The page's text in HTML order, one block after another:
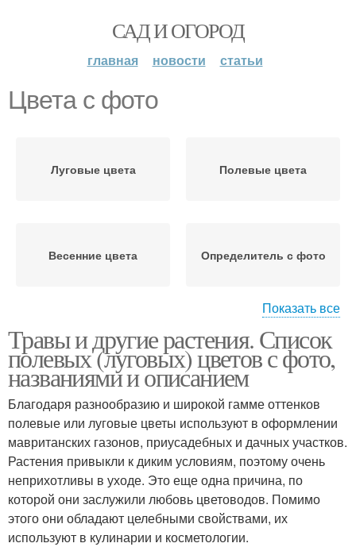
САД И ОГОРОД
главная новости статьи
Цвета с фото
Луговые цвета Полевые цвета
Весенние цвета Определитель с фото
Майские цветы Полевые цветы
Синие цветы Цвета для букета
Цвета для букетов Фиолетовые цветы
Показать все
Травы и другие растения. Список
полевых (луговых) цветов с фото,
названиями и описанием
Благодаря разнообразию и широкой гамме оттенков
полевые или луговые цветы используют в оформлении
мавританских газонов, приусадебных и дачных участков.
Растения привыкли к диким условиям, поэтому очень
неприхотливы в уходе. Это еще одна причина, по
которой они заслужили любовь цветоводов. Помимо
этого они обладают целебными свойствами, их
используют в кулинарии и косметологии.